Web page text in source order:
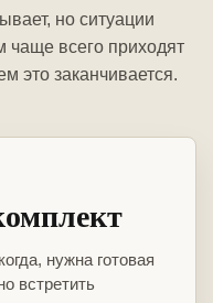
но ситуации
чаще всего приходят
это заканчивается.
нужна готовая
встретить